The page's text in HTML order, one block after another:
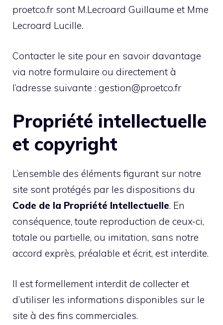
proetco.fr sont M.Lecroard Guillaume et Mme
Lecroard Lucille.
Contacter le site pour en savoir davantage
via notre formulaire ou directement à
l’adresse suivante : gestion@proetco.fr
Propriété intellectuelle
et copyright
L’ensemble des éléments figurant sur notre
site sont protégés par les dispositions du
Code de la Propriété Intellectuelle. En
conséquence, toute reproduction de ceux-ci,
totale ou partielle, ou imitation, sans notre
accord exprès, préalable et écrit, est interdite.
Il est formellement interdit de collecter et
d’utiliser les informations disponibles sur le
site à des fins commerciales.